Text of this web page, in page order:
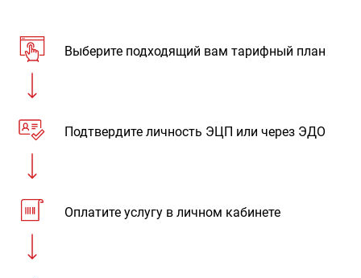
Выберите подходящий вам тарифный план
Подтвердите личность ЭЦП или через ЭДО
Оплатите услугу в личном кабинете